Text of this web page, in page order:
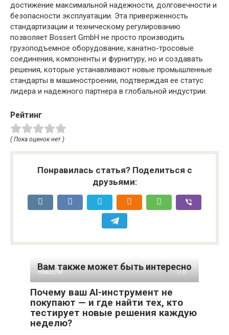
достижение максимальной надежности, долговечности и
безопасности эксплуатации. Эта приверженность
стандартизации и техническому регулированию
позволяет Bossert GmbH не просто производить
грузоподъемное оборудование, канатно-тросовые
соединения, компоненты и фурнитуру, но и создавать
решения, которые устанавливают новые промышленные
стандарты в машиностроении, подтверждая ее статус
лидера и надежного партнера в глобальной индустрии.
Рейтинг
( Пока оценок нет )
Понравилась статья? Поделиться с
друзьями:
Вам также может быть интересно
Новости 0
Почему ваш AI-инструмент не
покупают — и где найти тех, кто
тестирует новые решения каждую
неделю?